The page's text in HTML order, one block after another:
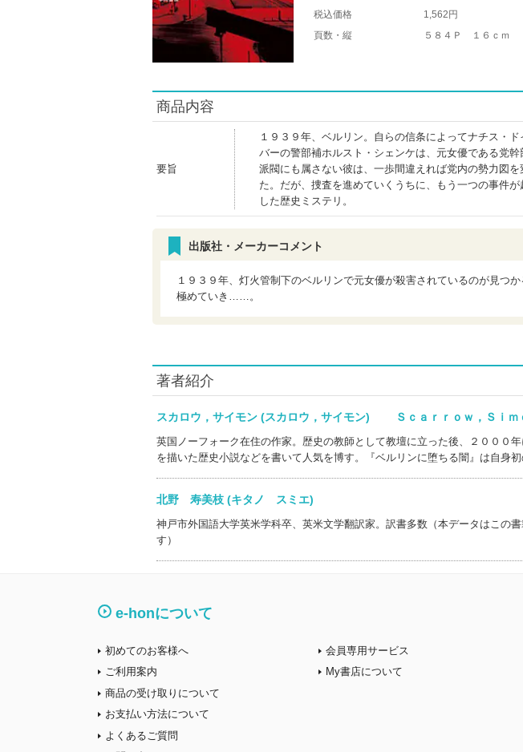
税込価格
1,562円
頁数・縦
５８４Ｐ １６ｃｍ
商品内容
要旨
１９３９年、ベルリン。自らの信条によってナチス・
バーの警部補ホルスト・シェンケは、元女優である党
派閥にも属さない彼は、一歩間違えれば党内の勢力図
た。だが、捜査を進めていくうちに、もう一つの事件
した歴史ミステリ。
出版社・メーカーコメント
１９３９年、灯火管制下のベルリンで元女優が殺害されているのが見つ
極めていき……。
著者紹介
スカロウ，サイモン (スカロウ，サイモン) Ｓｃａｒｒｏｗ，Ｓｉｍ
英国ノーフォーク在住の作家。歴史の教師として教壇に立った後、２０００
を描いた歴史小説などを書いて人気を博す。『ベルリンに堕ちる闇』は自身初
北野 寿美枝 (キタノ スミエ)
神戸市外国語大学英米学科卒、英米文学翻訳家。訳書多数（本データはこの
す）
e-honについて
初めてのお客様へ
ご利用案内
商品の受け取りについて
お支払い方法について
よくあるご質問
会員専用サービス
My書店について